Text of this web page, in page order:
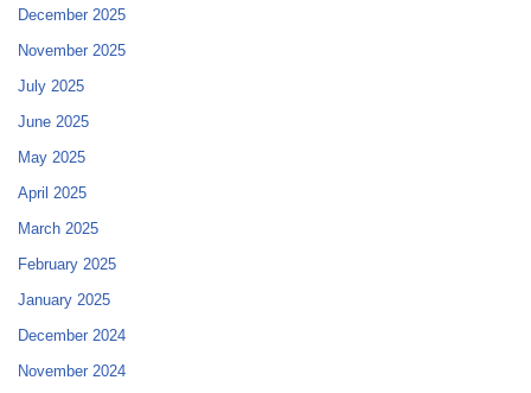
December 2025
November 2025
July 2025
June 2025
May 2025
April 2025
March 2025
February 2025
January 2025
December 2024
November 2024